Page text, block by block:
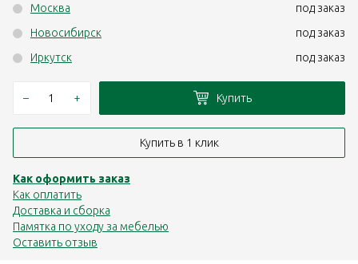
Москва
под заказ
Новосибирск
под заказ
Иркутск
под заказ
– + Купить
Купить в 1 клик
Как оформить заказ
Как оплатить
Доставка и сборка
Памятка по уходу за мебелью
Оставить отзыв